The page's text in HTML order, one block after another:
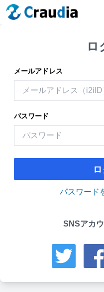
ロ
メールアドレス
パスワード
パスワード
SNSアカ